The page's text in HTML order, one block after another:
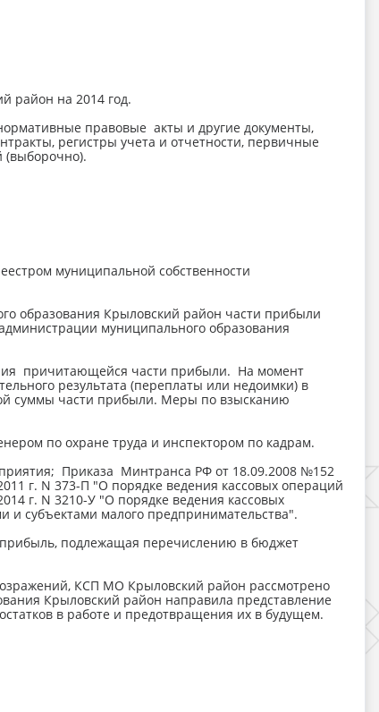
район на 2014 год.
правовые акты и другие документы,
регистры учета и отчетности, первичные
(выборочно).
муниципальной собственности
образования Крыловский район части прибыли
муниципального образования
причитающейся части прибыли. На момент
результата (переплаты или недоимки) в
суммы части прибыли. Меры по взысканию
по охране труда и инспектором по кадрам.
Приказа Минтранса РФ от 18.09.2008 №152
г. N 373-П "О порядке ведения кассовых операций
г. N 3210-У "О порядке ведения кассовых
субъектами малого предпринимательства".
подлежащая перечислению в бюджет
КСП МО Крыловский район рассмотрено
Крыловский район направила представление
в работе и предотвращения их в будущем.